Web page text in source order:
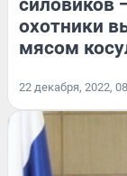
силовиков
охотники
мясом
22 декабря, 2022,